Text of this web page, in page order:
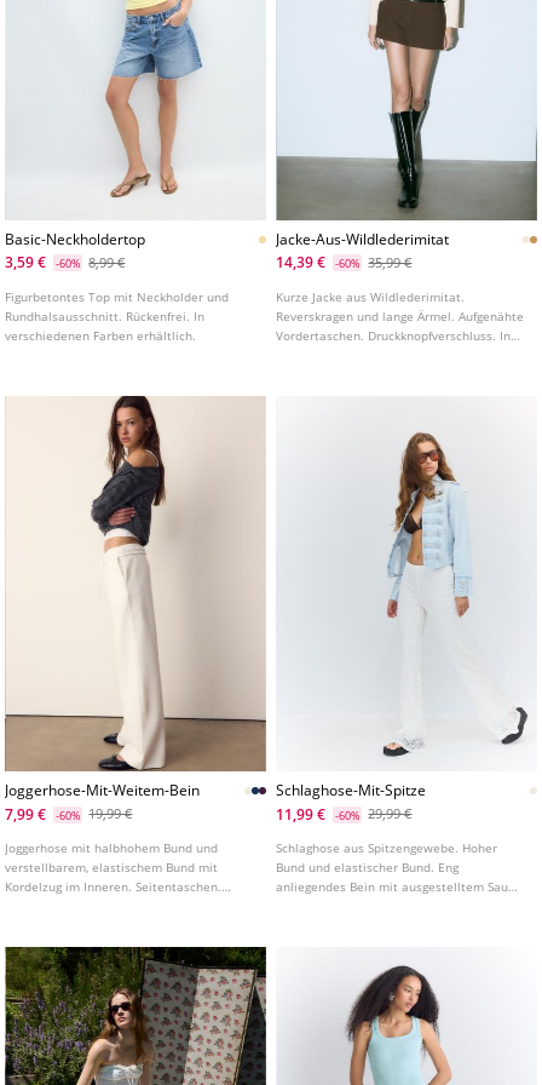
Basic-Neckholdertop
3,59 €
-60% 8,99 €
Figurbetontes Top mit Neckholder und
Rundhalsausschnitt. Rückenfrei. In
verschiedenen Farben erhältlich.
Jacke-Aus-Wildlederimitat
14,39 €
-60% 35,99 €
Kurze Jacke aus Wildlederimitat.
Reverskragen und lange Ärmel. Aufgenähte
Vordertaschen. Druckknopfverschluss. In
Joggerhose-Mit-Weitem-Bein
7,99 €
-60% 19,99 €
Joggerhose mit halbhohem Bund und
verstellbarem, elastischem Bund mit
Kordelzug im Inneren. Seitentaschen.
Schlaghose-Mit-Spitze
11,99 €
-60% 29,99 €
Schlaghose aus Spitzengewebe. Hoher
Bund und elastischer Bund. Eng
anliegendes Bein mit ausgestelltem Saum.